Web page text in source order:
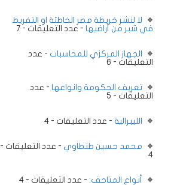
لا لنشر خريطة مصر الخاطئة او التفريط
في شبر من أراضيها - عدد التعليقات - 7
الجهاز المركزي للمحاسبات - عدد
التعليقات - 6
تعريف الحكومة وانواعها - عدد
التعليقات - 5
الليبرالية - عدد التعليقات - 4
محمد حسين طنطاوي - عدد التعليقات -
4
أنواع المتاحف: - عدد التعليقات - 4